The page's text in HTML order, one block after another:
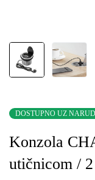
DOSTUPNO UZ
Konzola
utičnicom /